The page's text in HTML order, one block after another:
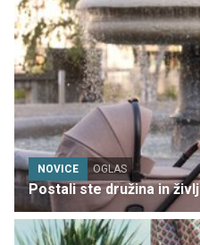
NOVICE OGLAS
Postali ste družina in